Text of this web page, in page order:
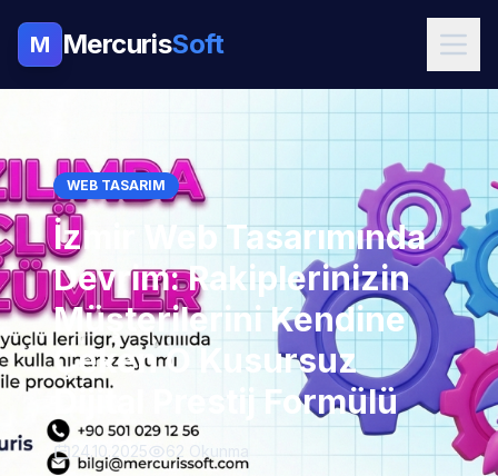
M MercurisSoft
WEB TASARIM
İzmir Web Tasarımında
Devrim: Rakiplerinizin
Müşterilerini Kendine
Çeken O Kusursuz
Dijital Prestij Formülü
24.10.2025 62 Okunma